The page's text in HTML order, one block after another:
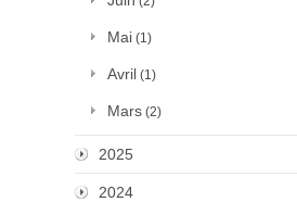
Mai (1)
Avril (1)
Mars (2)
2025
2024